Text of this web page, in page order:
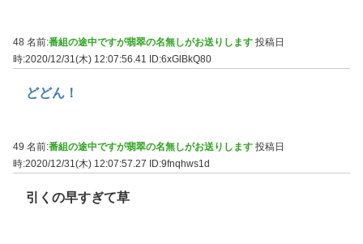
48 名前:番組の途中ですが翡翠の名無しがお送りします 投稿日
時:2020/12/31(木) 12:07:56.41
ID:6xGlBkQ80
どどん！
49 名前:番組の途中ですが翡翠の名無しがお送りします 投稿日
時:2020/12/31(木) 12:07:57.27
ID:9fnqhws1d
引くの早すぎて草